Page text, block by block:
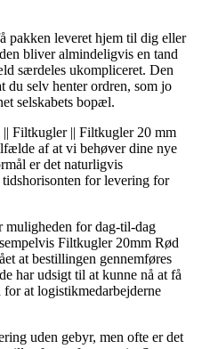
pakken leveret hjem til dig eller
bliver almindeligvis en tand
særdeles ukompliceret. Den
du selv henter ordren, som jo
selskabets bopæl.
Filtkugler || Filtkugler 20 mm
af at vi behøver dine nye
er det naturligvis
for levering for
muligheden for dag-til-dag
Filtkugler 20mm Rød
at bestillingen gennemføres
har udsigt til at kunne nå at få
at logistikmedarbejderne
uden gebyr, men ofte er det